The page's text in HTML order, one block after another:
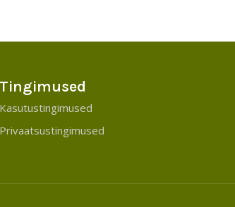
Tingimused
Kasutustingimused
Privaatsustingimused